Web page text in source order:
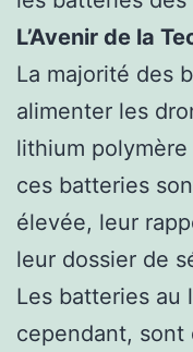
L’Avenir de la
La majorité des
alimenter les
lithium
ces batteries
élevée, leur
leur dossier de
Les batteries au
cependant, sont